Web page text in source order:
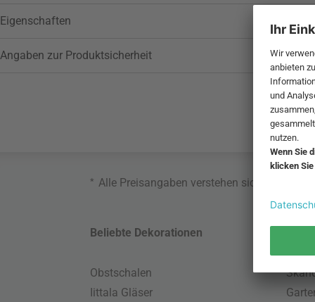
Eigenschaften
Angaben zur Produktsicherheit
* Alle Preisangaben verstehen sich inklusive
Beliebte Dekorationen
Obstschalen
Iittala Gläser